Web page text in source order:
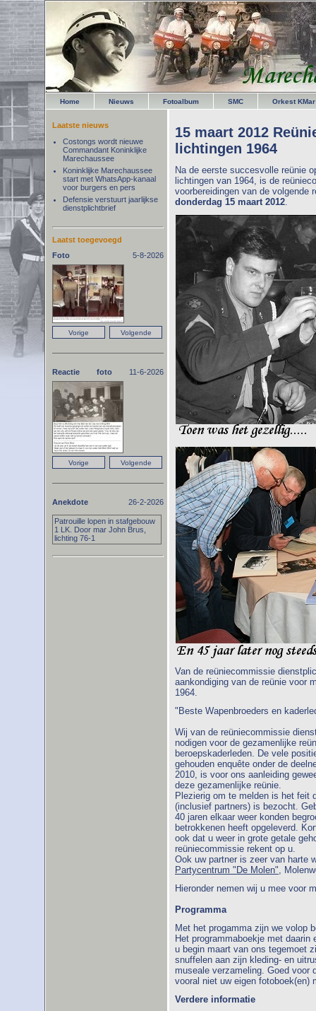
Home Nieuws Fotoalbum SMC Orkest KMar
15 maart 2012
lichtingen 1964
Na de eerste succesvolle reünie
lichtingen van 1964, is de
voorbereidingen van de volgende
donderdag 15 maart 2012.
Van de reüniecommissie
aankondiging van de reünie voor
1964.
"Beste Wapenbroeders en
Wij van de reüniecommissie
nodigen voor de gezamenlijke
beroepskaderleden. De vele
gehouden enquête onder de
2010, is voor ons aanleiding
deze gezamenlijke reünie.
Plezierig om te melden is het feit
(inclusief partners) is bezocht.
40 jaren elkaar weer konden
betrokkenen heeft opgeleverd.
ook dat u weer in grote getale
reüniecommissie rekent op u.
Ook uw partner is zeer van harte
Partycentrum "De Molen",
Hieronder nemen wij u mee voor
Programma
Met het progamma zijn we volop
Het programmaboekje met
u begin maart van ons tegemoet
snuffelen aan zijn kleding- en
museale verzameling. Goed voor
vooral niet uw eigen fotoboek(en)
Verdere informatie
Laatste nieuws
Costongs wordt nieuwe
Commandant Koninklijke
Marechaussee
Koninklijke Marechaussee
start met WhatsApp-kanaal
voor burgers en pers
Defensie verstuurt jaarlijkse
dienstplichtbrief
Laatst toegevoegd
Foto
5-8-2026
Reactie foto 11-6-2026
Anekdote 26-2-2026
Patrouille lopen in stafgebouw
1 LK. Door mar John Brus,
lichting 76-1